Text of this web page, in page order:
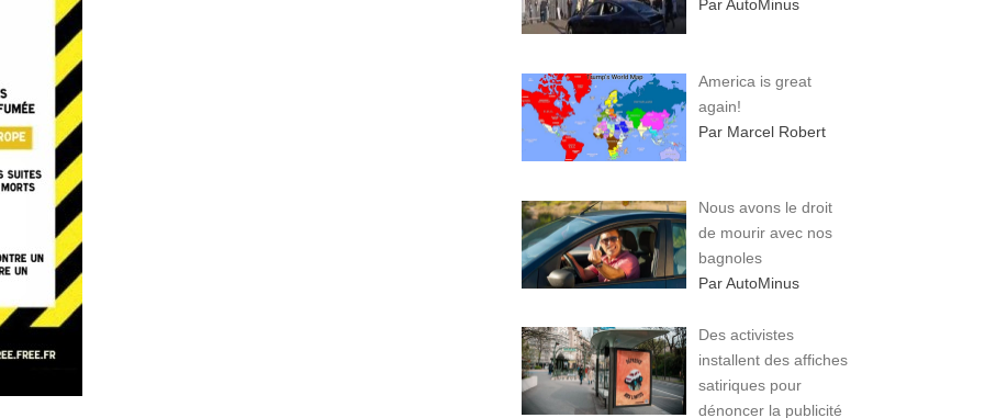
Par AutoMinus
America is great
again!
Par Marcel Robert
Nous avons le droit
de mourir avec nos
bagnoles
Par AutoMinus
Des activistes
installent des affiches
satiriques pour
dénoncer la publicité